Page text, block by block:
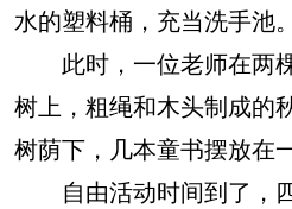
水的塑料桶，充当洗手池。
此时，一位老师在两
树上，粗绳和木头制成的
树荫下，几本童书摆放
自由活动时间到了，